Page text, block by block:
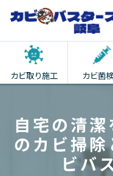
カビ取り施工 カビ菌
自宅の清
のカビ掃
ビバ